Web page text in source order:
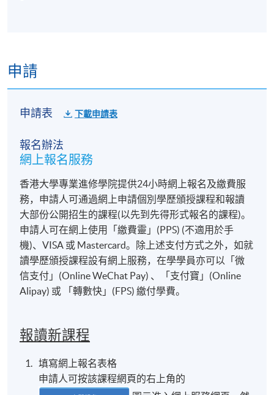
申請
申請表 下載申請表
報名辦法
網上報名服務
香港大學專業進修學院提供24小時網上報名及繳費服
務，申請人可通過網上申請個別學歷頒授課程和報讀
大部份公開招生的課程(以先到先得形式報名的課程)。
申請人可在網上使用「繳費靈」(PPS) (不適用於手
機)、VISA 或 Mastercard。除上述支付方式之外，如就
讀學歷頒授課程設有網上服務，在學學員亦可以「微
信支付」(Online WeChat Pay) 、「支付寶」(Online
Alipay) 或 「轉數快」(FPS) 繳付學費。
報讀新課程
填寫網上報名表格
申請人可按該課程網頁的右上角的